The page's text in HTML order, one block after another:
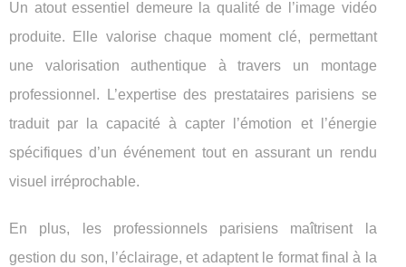
Un atout essentiel demeure la qualité de l’image vidéo
produite. Elle valorise chaque moment clé, permettant
une valorisation authentique à travers un montage
professionnel. L’expertise des prestataires parisiens se
traduit par la capacité à capter l’émotion et l’énergie
spécifiques d’un événement tout en assurant un rendu
visuel irréprochable.
En plus, les professionnels parisiens maîtrisent la
gestion du son, l’éclairage, et adaptent le format final à la